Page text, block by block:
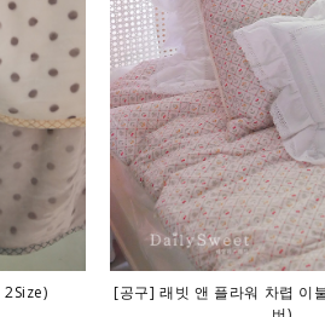
[공구] 래빗 앤 플라워 차렵 이